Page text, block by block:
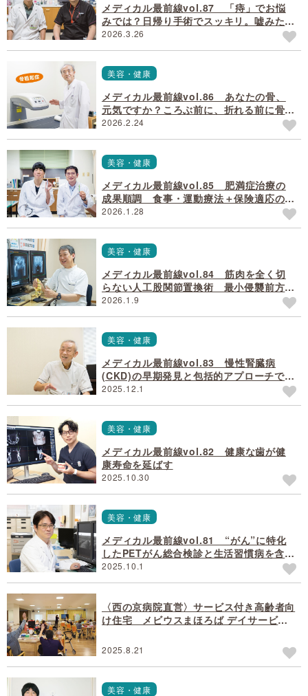
メディカル最前線vol.87 「痔」でお悩
みでは？日帰り手術でスッキリ。嘘みたい
に解放♪
2026.3.26
美容・健康
メディカル最前線vol.86 あなたの骨、
元気ですか？ころぶ前に、折れる前に骨粗
鬆症チェック！
2026.2.24
美容・健康
メディカル最前線vol.85 肥満症治療の
成果順調 食事・運動療法＋保険適応の薬
物療法
2026.1.28
美容・健康
メディカル最前線vol.84 筋肉を全く切
らない人工股関節置換術 最小侵襲前方進
入法（AMIS）
2026.1.9
美容・健康
メディカル最前線vol.83 慢性腎臓病
(CKD)の早期発見と包括的アプローチで健
康寿命延伸
2025.12.1
美容・健康
メディカル最前線vol.82 健康な歯が健
康寿命を延ばす
2025.10.30
美容・健康
メディカル最前線vol.81 “がん”に特化
したPETがん総合検診と生活習慣病を含め
た総合健診の人間ドック
2025.10.1
〈西の京病院直営〉サービス付き高齢者向
け住宅 メビウスまほろば デイサービス
2025.8.21
美容・健康